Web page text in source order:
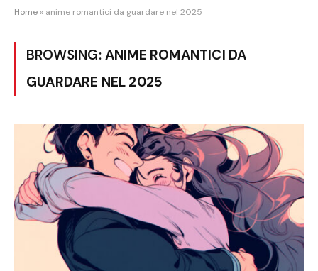
Home » anime romantici da guardare nel 2025
BROWSING: ANIME ROMANTICI DA
GUARDARE NEL 2025